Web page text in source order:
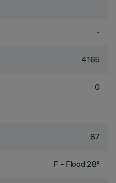
-
4165
0
87
F - Flood 28°